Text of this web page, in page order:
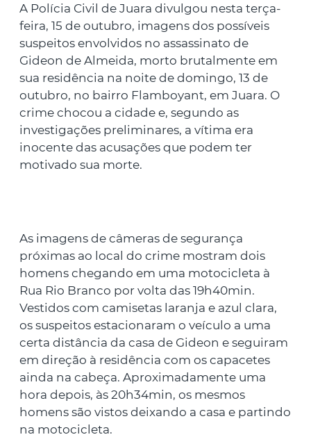
A Polícia Civil de Juara divulgou nesta terça-
feira, 15 de outubro, imagens dos possíveis
suspeitos envolvidos no assassinato de
Gideon de Almeida, morto brutalmente em
sua residência na noite de domingo, 13 de
outubro, no bairro Flamboyant, em Juara. O
crime chocou a cidade e, segundo as
investigações preliminares, a vítima era
inocente das acusações que podem ter
motivado sua morte.
As imagens de câmeras de segurança
próximas ao local do crime mostram dois
homens chegando em uma motocicleta à
Rua Rio Branco por volta das 19h40min.
Vestidos com camisetas laranja e azul clara,
os suspeitos estacionaram o veículo a uma
certa distância da casa de Gideon e seguiram
em direção à residência com os capacetes
ainda na cabeça. Aproximadamente uma
hora depois, às 20h34min, os mesmos
homens são vistos deixando a casa e partindo
na motocicleta.